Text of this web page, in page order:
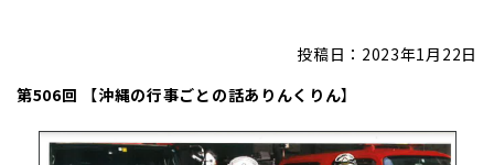
投稿日：2023年1月22日
第506回 【沖縄の行事ごとの話ありんくりん】